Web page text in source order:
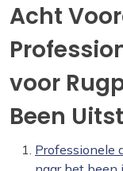
Acht
voor
Been
Professionele